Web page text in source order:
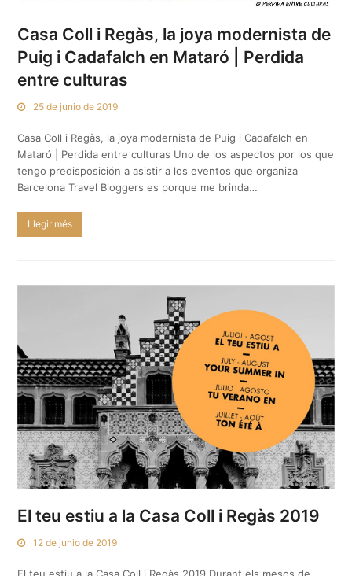
Casa Coll i Regàs, la joya modernista de
Puig i Cadafalch en Mataró | Perdida
entre culturas
25 de junio de 2019
Casa Coll i Regàs, la joya modernista de Puig i Cadafalch en
Mataró | Perdida entre culturas Uno de los aspectos por los que
tengo predisposición a asistir a los eventos que organiza
Barcelona Travel Bloggers es porque me brinda…
Llegir més
El teu estiu a la Casa Coll i Regàs 2019
12 de junio de 2019
El teu estiu a la Casa Coll i Regàs 2019 Durant els mesos de